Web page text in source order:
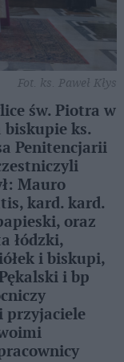
Fot. ks. Paweł Kłys
św. Piotra w
biskupie ks.
Penitencjarii
Mauro
kard. kard.
oraz
łódzki,
i biskupi,
i bp
przyjaciele